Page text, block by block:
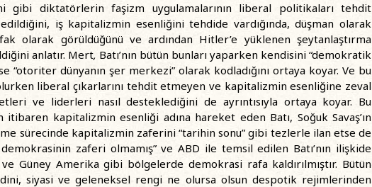
gibi diktatörlerin faşizm uygulamalarının liberal politikaları tehdit
iş kapitalizmin esenliğini tehdide vardığında, düşman olarak
olarak görüldüğünü ve ardından Hitler’e yüklenen şeytanlaştırma
anlatır. Mert, Batı’nın bütün bunları yaparken kendisini “demokratik
“otoriter dünyanın şer merkezi” olarak kodladığını ortaya koyar. Ve bu
liberal çıkarlarını tehdit etmeyen ve kapitalizmin esenliğine zeval
ve liderleri nasıl desteklediğini de ayrıntısıyla ortaya koyar. Bu
itibaren kapitalizmin esenliği adına hareket eden Batı, Soğuk Savaş’ın
sürecinde kapitalizmin zaferini “tarihin sonu” gibi tezlerle ilan etse de
zaferi olmamış” ve ABD ile temsil edilen Batı’nın ilişkide
Güney Amerika gibi bölgelerde demokrasi rafa kaldırılmıştır. Bütün
siyasi ve geleneksel rengi ne olursa olsun despotik rejimlerinden